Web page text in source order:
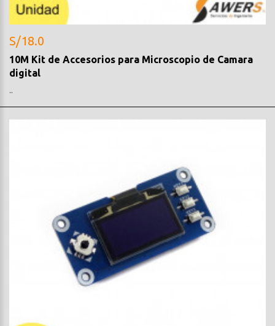
S/18.0
10M Kit de Accesorios para Microscopio de Camara
digital
..